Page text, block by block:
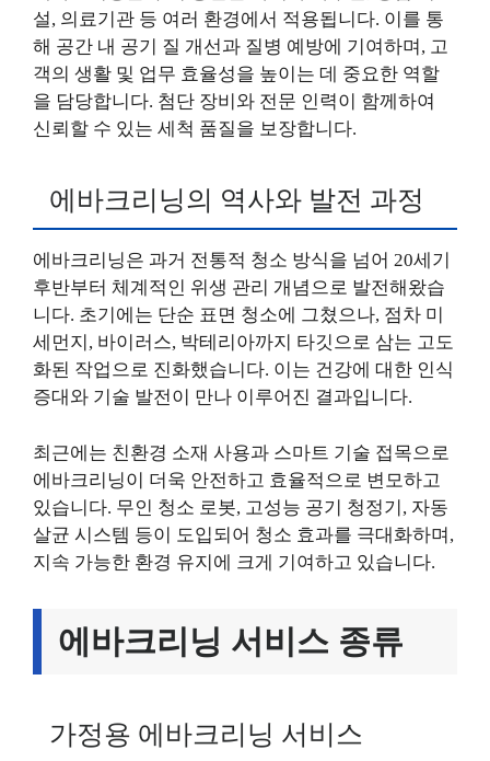
설, 의료기관 등 여러 환경에서 적용됩니다. 이를 통
해 공간 내 공기 질 개선과 질병 예방에 기여하며, 고
객의 생활 및 업무 효율성을 높이는 데 중요한 역할
을 담당합니다. 첨단 장비와 전문 인력이 함께하여
신뢰할 수 있는 세척 품질을 보장합니다.
에바크리닝의 역사와 발전 과정
에바크리닝은 과거 전통적 청소 방식을 넘어 20세기
후반부터 체계적인 위생 관리 개념으로 발전해왔습
니다. 초기에는 단순 표면 청소에 그쳤으나, 점차 미
세먼지, 바이러스, 박테리아까지 타깃으로 삼는 고도
화된 작업으로 진화했습니다. 이는 건강에 대한 인식
증대와 기술 발전이 만나 이루어진 결과입니다.
최근에는 친환경 소재 사용과 스마트 기술 접목으로
에바크리닝이 더욱 안전하고 효율적으로 변모하고
있습니다. 무인 청소 로봇, 고성능 공기 청정기, 자동
살균 시스템 등이 도입되어 청소 효과를 극대화하며,
지속 가능한 환경 유지에 크게 기여하고 있습니다.
에바크리닝 서비스 종류
가정용 에바크리닝 서비스